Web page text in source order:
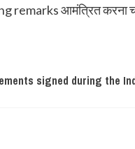
remarks आमंत्रित करना
signed during the